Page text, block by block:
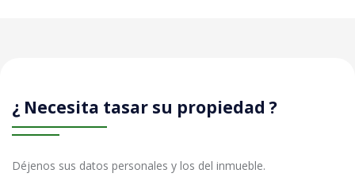
¿ Necesita tasar su propiedad ?
Déjenos sus datos personales y los del inmueble.